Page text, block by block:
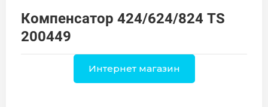
Компенсатор 424/624/824 TS
200449
Интернет магазин